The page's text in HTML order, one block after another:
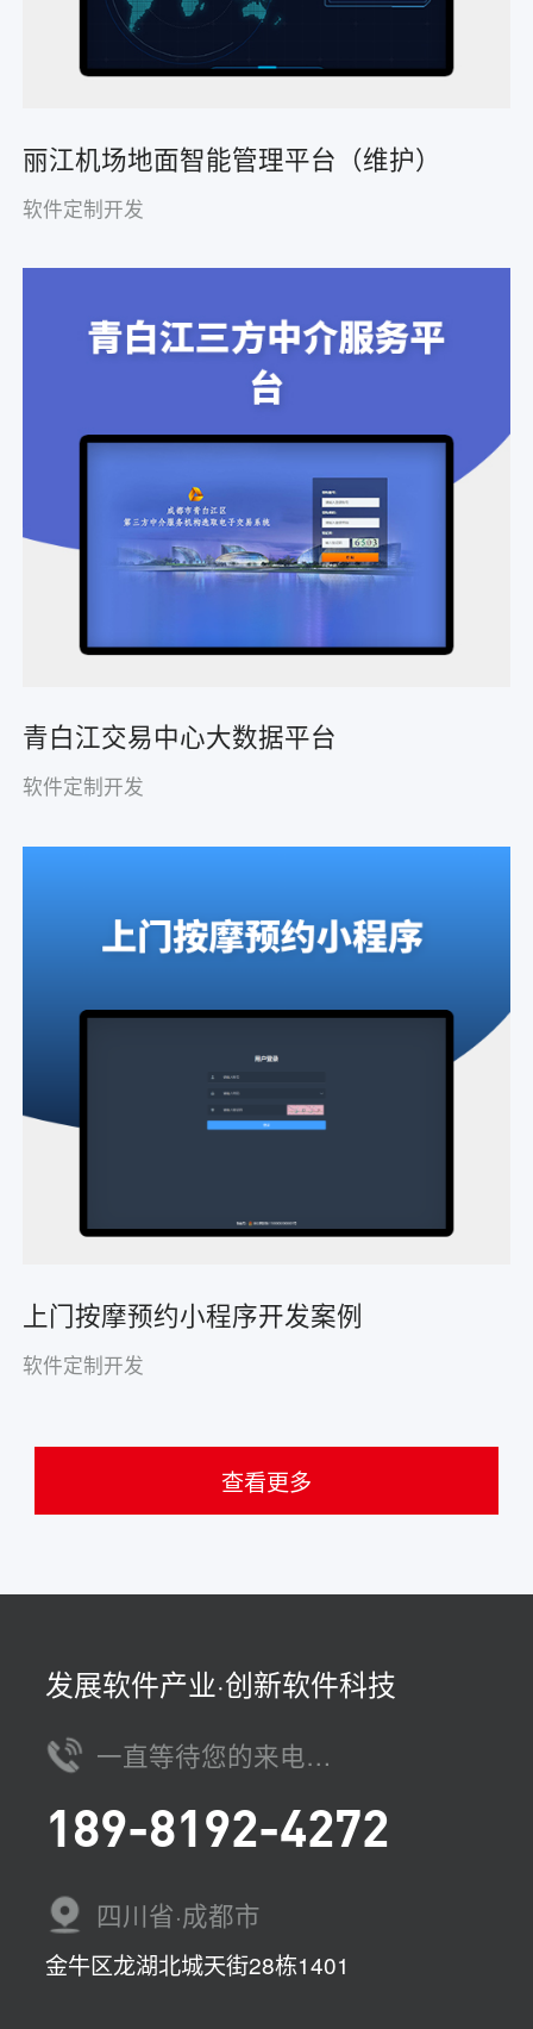
丽江机场地面智能管理平台（维护）
软件定制开发
青白江交易中心大数据平台
软件定制开发
上门按摩预约小程序开发案例
软件定制开发
查看更多
发展软件产业·创新软件科技
一直等待您的来电…
189-8192-4272
四川省·成都市
金牛区龙湖北城天街28栋1401